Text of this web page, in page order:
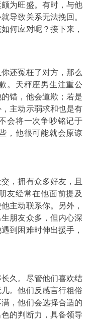
为旺盛。有时，与他
导致关系无法挽回。
何应对呢？接下来，
还冤枉了对方，那么
。天秤座男生注重公
错，他会道歉；若是
主动示弱求和也是有
会将一次争吵铭记于
，他很可能就会原谅
，拥有众多好友，且
友经常在他面前提及
主动联系你。另外，
朋友众多，但内心深
到困难时伸出援手，
久。尽管他们喜欢结
。他们反感言行粗俗
，他们会选择合适的
的判断力，具备领导